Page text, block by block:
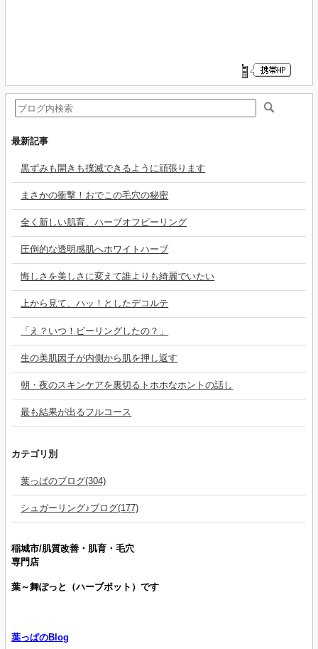
最新記事
黒ずみも開きも撲滅できるように頑張ります
まさかの衝撃！おでこの毛穴の秘密
全く新しい肌育、ハーブオフピーリング
圧倒的な透明感肌へホワイトハーブ
悔しさを美しさに変えて誰よりも綺麗でいたい
上から見て、ハッ！としたデコルテ
「え？いつ！ピーリングしたの？」
生の美肌因子が内側から肌を押し返す
朝・夜のスキンケアを裏切るトホホなホントの話し
最も結果が出るフルコース
カテゴリ別
葉っぱのブログ(304)
シュガーリング♪ブログ(177)
稲城市/肌質改善・肌育・毛穴
専門店
葉～舞ぽっと（ハーブポット）です
葉っぱのBlog